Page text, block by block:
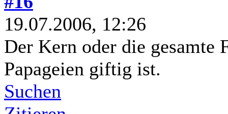
19.07.2006, 12:26
Der Kern oder die gesamte
Papageien giftig ist.
Suchen